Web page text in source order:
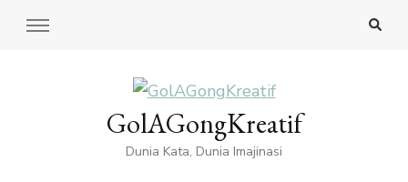
GolAGongKreatif
Dunia Kata, Dunia Imajinasi